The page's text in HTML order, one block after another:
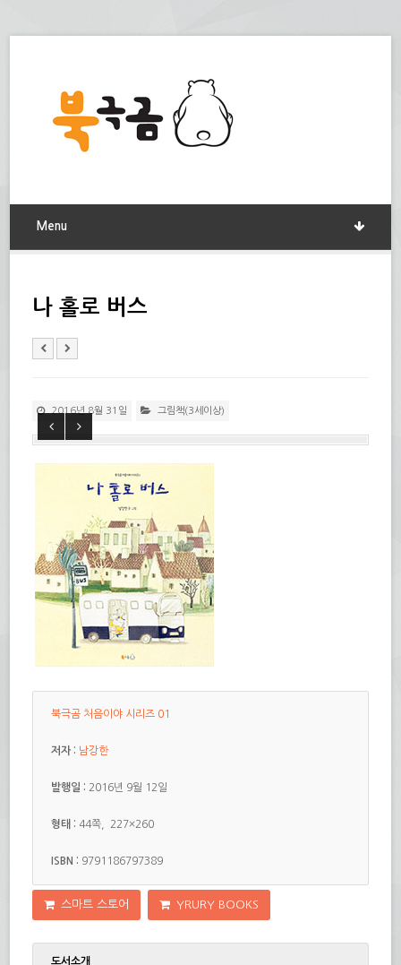
Menu
나 홀로 버스
2016년 8월 31일 그림책(3세이상)
북극곰 처음이야 시리즈 01
저자 : 남강한
발행일 : 2016년 9월 12일
형태 : 44쪽, 227×260
ISBN : 9791186797389
스마트 스토어 YRURY BOOKS
도서소개